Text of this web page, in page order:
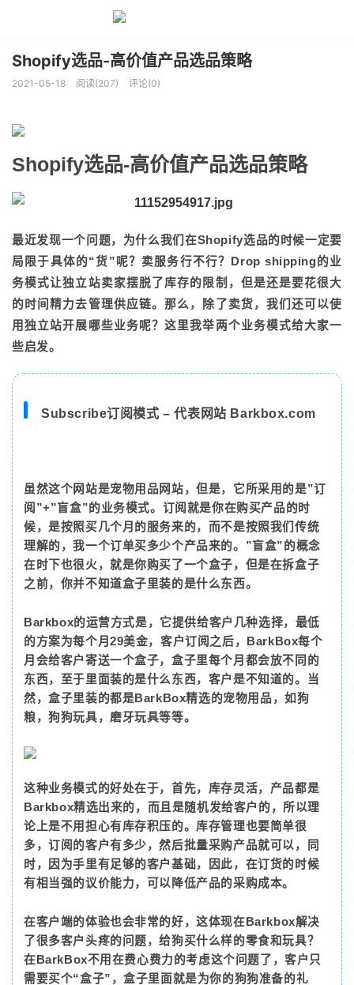
Shopify选品-高价值产品选品策略
2021-05-18 阅读(207) 评论(0)
凛冬将至，但我们的心里，依然有春天。我们的心
灵，依然会因为绝对而纯粹的美好，而颤动，哪怕这
冷的日子。
Shopify选品-高价值产品选品策略
最近发现一个问题，为什么我们在Shopify选品的时候一定要
局限于具体的“货”呢？卖服务行不行？Drop shipping的业
务模式让独立站卖家摆脱了库存的限制，但是还是要花很大
的时间精力去管理供应链。那么，除了卖货，我们还可以使
用独立站开展哪些业务呢？这里我举两个业务模式给大家一
些启发。
Subscribe订阅模式 – 代表网站 Barkbox.com
虽然这个网站是宠物用品网站，但是，它所采用的是”订
阅”+”盲盒”的业务模式。订阅就是你在购买产品的时
候，是按照买几个月的服务来的，而不是按照我们传统
理解的，我一个订单买多少个产品来的。”盲盒”的概念
在时下也很火，就是你购买了一个盒子，但是在拆盒子
之前，你并不知道盒子里装的是什么东西。
Barkbox的运营方式是，它提供给客户几种选择，最低
的方案为每个月29美金，客户订阅之后，BarkBox每个
月会给客户寄送一个盒子，盒子里每个月都会放不同的
东西，至于里面装的是什么东西，客户是不知道的。当
然，盒子里装的都是BarkBox精选的宠物用品，如狗
粮，狗狗玩具，磨牙玩具等等。
这种业务模式的好处在于，首先，库存灵活，产品都是
Barkbox精选出来的，而且是随机发给客户的，所以理
论上是不用担心有库存积压的。库存管理也要简单很
多，订阅的客户有多少，然后批量采购产品就可以，同
时，因为手里有足够的客户基础，因此，在订货的时候
有相当强的议价能力，可以降低产品的采购成本。
在客户端的体验也会非常的好，这体现在Barkbox解决
了很多客户头疼的问题，给狗买什么样的零食和玩具？
在BarkBox不用在费心费力的考虑这个问题了，客户只
需要买个“盒子”，盒子里面就是为你的狗狗准备的礼